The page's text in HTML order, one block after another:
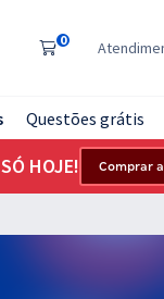
0
Questões grátis
HOJE! Comprar